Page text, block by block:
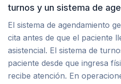
turnos y un sistema de
El sistema de agendamiento
cita antes de que el paciente
asistencial. El sistema de
paciente desde que ingresa
recibe atención. En